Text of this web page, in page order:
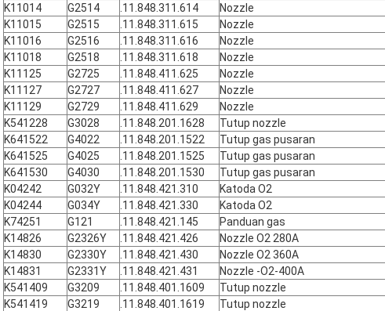
K11014
G2514 .11.848.311.614
Nozzle
K11015
G2515 .11.848.311.615
Nozzle
K11016
G2516 .11.848.311.616
Nozzle
K11018
G2518 .11.848.311.618
Nozzle
K11125
G2725 .11.848.411.625
Nozzle
K11127
G2727 .11.848.411.627
Nozzle
K11129
G2729 .11.848.411.629
Nozzle
K541228
G3028 .11.848.201.1628
Tutup nozzle
K641522
G4022 .11.848.201.1522
Tutup gas pusaran
K641525
G4025 .11.848.201.1525
Tutup gas pusaran
K641530
G4030 .11.848.201.1530
Tutup gas pusaran
K04242
G032Y .11.848.421.310
Katoda O2
K04244
G034Y .11.848.421.330
Katoda O2
K74251
G121 .11.848.421.145
Panduan gas
K14826
G2326Y .11.848.421.426
Nozzle O2 280A
K14830
G2330Y .11.848.421.430
Nozzle O2 360A
K14831
G2331Y .11.848.421.431
Nozzle -O2-400A
K541409
G3209 .11.848.401.1609
Tutup nozzle
K541419
G3219 .11.848.401.1619
Tutup nozzle